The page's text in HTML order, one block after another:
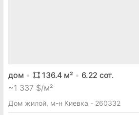
дом 136.4 м² 6.22 сот.
~1 337 $/м²
Дом жилой, м-н Киевка - 260332